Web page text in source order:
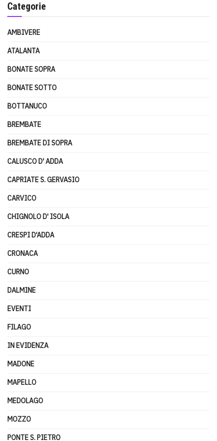
Categorie
AMBIVERE
ATALANTA
BONATE SOPRA
BONATE SOTTO
BOTTANUCO
BREMBATE
BREMBATE DI SOPRA
CALUSCO D' ADDA
CAPRIATE S. GERVASIO
CARVICO
CHIGNOLO D' ISOLA
CRESPI D'ADDA
CRONACA
CURNO
DALMINE
EVENTI
FILAGO
IN EVIDENZA
MADONE
MAPELLO
MEDOLAGO
MOZZO
PONTE S. PIETRO